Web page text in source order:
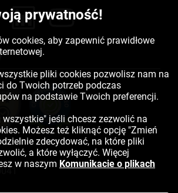
prywatność!
cookies, aby zapewnić prawidłowe
pliki cookies pozwolisz nam na
do Twoich potrzeb podczas
na podstawie Twoich preferencji.
jeśli chcesz zezwolić na
Możesz też kliknąć opcję "Zmień
zdecydować, na które pliki
a które wyłączyć. Więcej
w naszym Komunikacie o plikach